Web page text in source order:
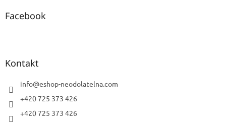
Facebook
Kontakt
info@eshop-neodolatelna.com
+420 725 373 426
+420 725 373 426